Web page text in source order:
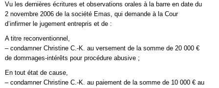
Vu les dernières écritures et observations orales à la barre en date du
2 novembre 2006 de la société Emas, qui demande à la Cour
d’infirmer le jugement entrepris et de :
A titre reconventionnel,
– condamner Christine C.-K. au versement de la somme de 20 000 €
de dommages-intérêts pour procédure abusive ;
En tout état de cause,
– condamner Christine C.-K. au paiement de la somme de 10 000 € au